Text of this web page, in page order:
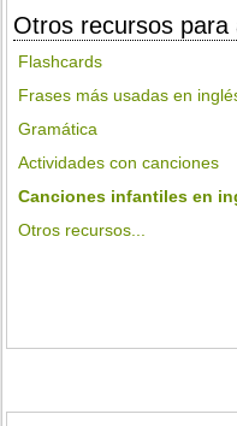
Otros recursos para
Flashcards
Frases más usadas en
Gramática
Actividades con canciones
Canciones infantiles en
Otros recursos...